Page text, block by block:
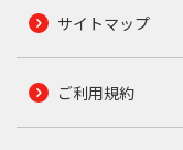
サイトマップ
ご利用規約